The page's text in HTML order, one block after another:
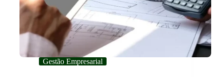
Gestão Empresarial